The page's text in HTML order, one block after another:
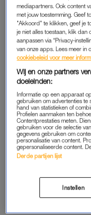
buitenaf, zoals tegen
ook hoe deze unieke
geboorte meekrijgt, je
en haar mooi en
SKIN-
Soms heb je geen
keizersnede en
huidmicrobioom van je
is het (extra) belangrijk
snel, te vaak en zeker
wast. Zodat alle goede
van de huid van jouw
mediapartners. Ook content
met jouw toestemming. Geef
"Akkoord" te klikken, geef je
je niet alles toestaan, klik dan
aanpassen via “Privacy-
van onze apps. Lees meer in
cookiebeleid voor meer
Wij en onze partners
doeleinden:
Informatie op een apparaat
gebruiken om advertenties te
hand van statistieken of
Profielen aanmaken ten
Contentprestaties meten.
gebruiken voor de selectie
gegevens gebruiken om
personalisatie van content.
gepersonaliseerde content.
Derde partijen lijst
Instellen